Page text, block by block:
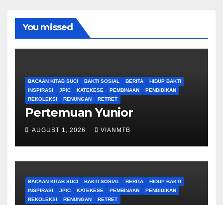
You missed
BACAAN KITAB SUCI BAKTI SOSIAL BERITA
HIDUP BAKTI
INSPIRASI
JPIC KATEKESE PEMBINAAN
PENDIDIKAN
REKOLEKSI
RENUNGAN RETRET
Pertemuan Yunior
AUGUST 1, 2026 VIANMTB
BACAAN KITAB SUCI BAKTI SOSIAL BERITA
HIDUP BAKTI
INSPIRASI
JPIC KATEKESE PEMBINAAN
PENDIDIKAN
REKOLEKSI
RENUNGAN RETRET